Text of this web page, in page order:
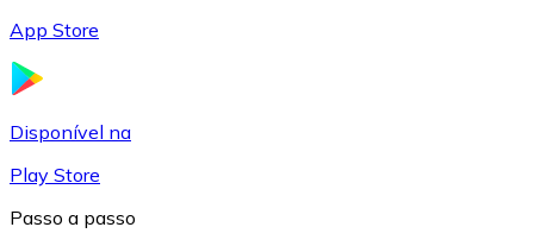
App Store
Disponível na
Play Store
Passo a passo